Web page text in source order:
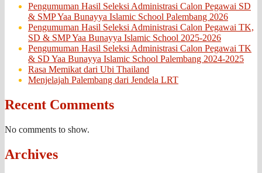
Pengumuman Hasil Seleksi Administrasi Calon Pegawai SD
& SMP Yaa Bunayya Islamic School Palembang 2026
Pengumuman Hasil Seleksi Administrasi Calon Pegawai TK,
SD & SMP Yaa Bunayya Islamic School 2025-2026
Pengumuman Hasil Seleksi Administrasi Calon Pegawai TK
& SD Yaa Bunayya Islamic School Palembang 2024-2025
Rasa Memikat dari Ubi Thailand
Menjelajah Palembang dari Jendela LRT
Recent Comments
No comments to show.
Archives